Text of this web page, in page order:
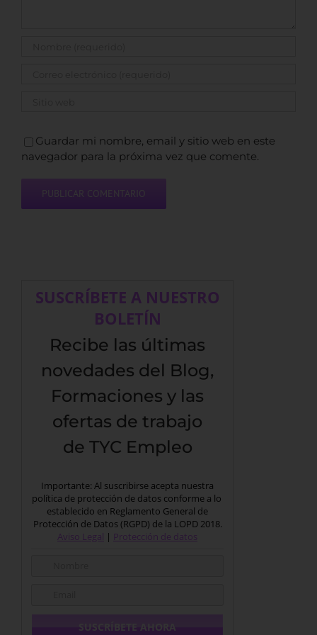
Guardar mi nombre, email y sitio web en este
navegador para la próxima vez que comente.
SUSCRÍBETE A NUESTRO
BOLETÍN
Recibe las últimas
novedades del Blog,
Formaciones y las
ofertas de trabajo
de TYC Empleo
Importante: Al suscribirse acepta nuestra
política de protección de datos conforme a lo
establecido en Reglamento General de
Protección de Datos (RGPD) de la LOPD 2018.
Aviso Legal | Protección de datos